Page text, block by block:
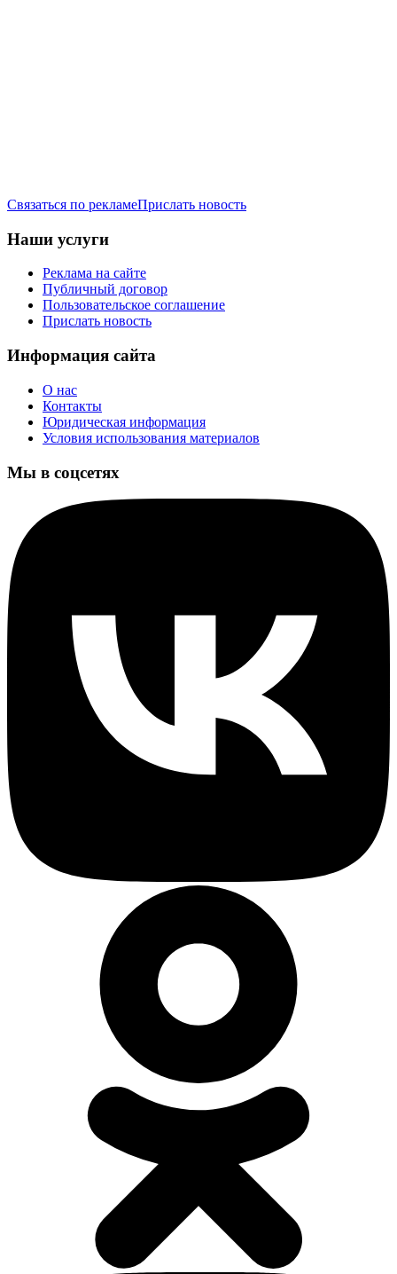
Связаться по рекламеПрислать новость
Наши услуги
Реклама на сайте
Публичный договор
Пользовательское соглашение
Прислать новость
Информация сайта
О нас
Контакты
Юридическая информация
Условия использования материалов
Мы в соцсетях